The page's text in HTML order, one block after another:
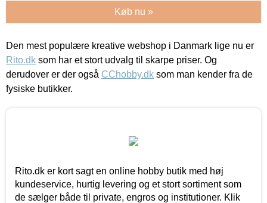
Køb nu »
Den mest populære kreative webshop i Danmark lige nu er
Rito.dk som har et stort udvalg til skarpe priser. Og
derudover er der også CChobby.dk som man kender fra de
fysiske butikker.
Rito.dk er kort sagt en online hobby butik med høj
kundeservice, hurtig levering og et stort sortiment som
de sælger både til private, engros og institutioner. Klik